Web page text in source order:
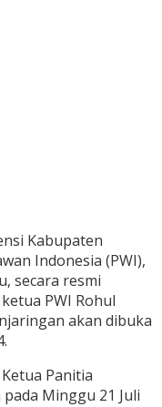
Kabupaten
Indonesia (PWI),
secara resmi
PWI Rohul
akan dibuka
Panitia
Minggu 21 Juli